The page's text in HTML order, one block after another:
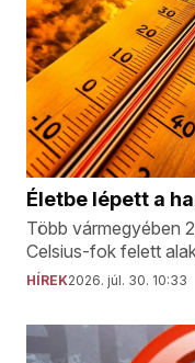
Életbe lépett a
Több vármegyében
Celsius-fok felett
HÍREK2026. júl. 30. 10:33